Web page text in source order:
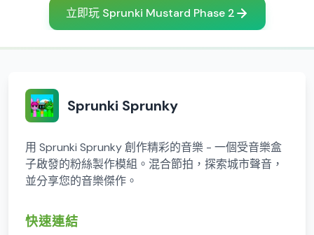
立即玩 Sprunki Mustard Phase 2
Sprunki Sprunky
用 Sprunki Sprunky 創作精彩的音樂 - 一個受音樂盒
子啟發的粉絲製作模組。混合節拍，探索城市聲音，
並分享您的音樂傑作。
快速連結